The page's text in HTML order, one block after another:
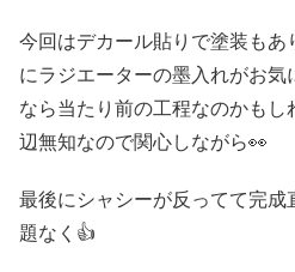
今回はデカール貼りで塗装も
にラジエーターの墨入れがお
なら当たり前の工程なのかも
辺無知なので関心しながら👀
最後にシャシーが反ってて完
題なく👍